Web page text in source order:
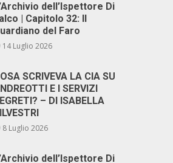
dell’Ispettore Di
| Capitolo 32: Il
del Faro
14 Luglio 2026
SCRIVEVA LA CIA SU
E I SERVIZI
– DI ISABELLA
8 Luglio 2026
dell’Ispettore Di